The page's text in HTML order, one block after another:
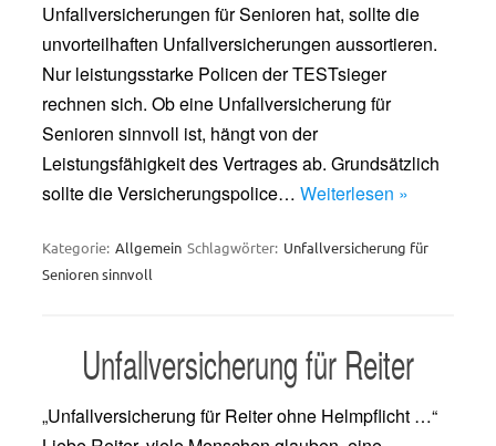
Unfallversicherungen für Senioren hat, sollte die
unvorteilhaften Unfallversicherungen aussortieren.
Nur leistungsstarke Policen der TESTsieger
rechnen sich. Ob eine Unfallversicherung für
Senioren sinnvoll ist, hängt von der
Leistungsfähigkeit des Vertrages ab. Grundsätzlich
sollte die Versicherungspolice… Weiterlesen »
Kategorie: Allgemein Schlagwörter: Unfallversicherung für
Senioren sinnvoll
Unfallversicherung für Reiter
„Unfallversicherung für Reiter ohne Helmpflicht …“